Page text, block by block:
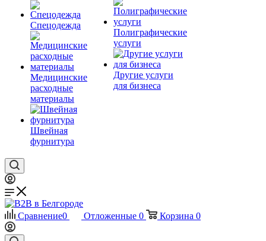
Спецодежда
Медицинские
расходные
материалы
Швейная
фурнитура
Полиграфические
услуги
Другие услуги
для бизнеса
Сравнение0 Отложенные 0 Корзина 0